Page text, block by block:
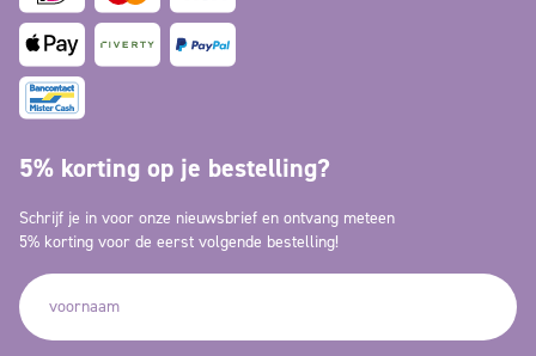
5% korting op je bestelling?
Schrijf je in voor onze nieuwsbrief en ontvang meteen
5% korting voor de eerst volgende bestelling!